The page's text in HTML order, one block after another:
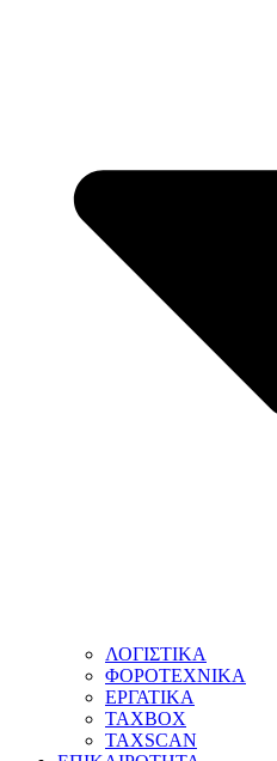
ΛΟΓΙΣΤΙΚΑ
ΦΟΡΟΤΕΧΝΙΚΑ
ΕΡΓΑΤΙΚΑ
TAXBOX
TAXSCAN